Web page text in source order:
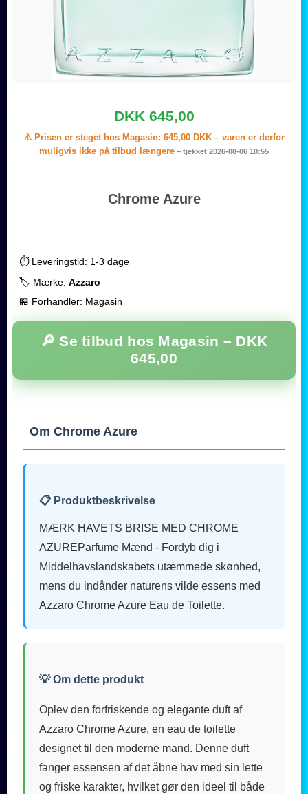
DKK 645,00
⚠️ Prisen er steget hos Magasin: 645,00 DKK – varen er derfor
muligvis ikke på tilbud længere – tjekket 2026-08-06 10:55
Chrome Azure
⏱️ Leveringstid: 1-3 dage
🏷️ Mærke: Azzaro
🏪 Forhandler: Magasin
🔎 Se tilbud hos Magasin – DKK
645,00
Om Chrome Azure
📋 Produktbeskrivelse
MÆRK HAVETS BRISE MED CHROME
AZUREParfume Mænd - Fordyb dig i
Middelhavslandskabets utæmmede skønhed,
mens du indånder naturens vilde essens med
Azzaro Chrome Azure Eau de Toilette.
💡 Om dette produkt
Oplev den forfriskende og elegante duft af
Azzaro Chrome Azure, en eau de toilette
designet til den moderne mand. Denne duft
fanger essensen af det åbne hav med sin lette
og friske karakter, hvilket gør den ideel til både